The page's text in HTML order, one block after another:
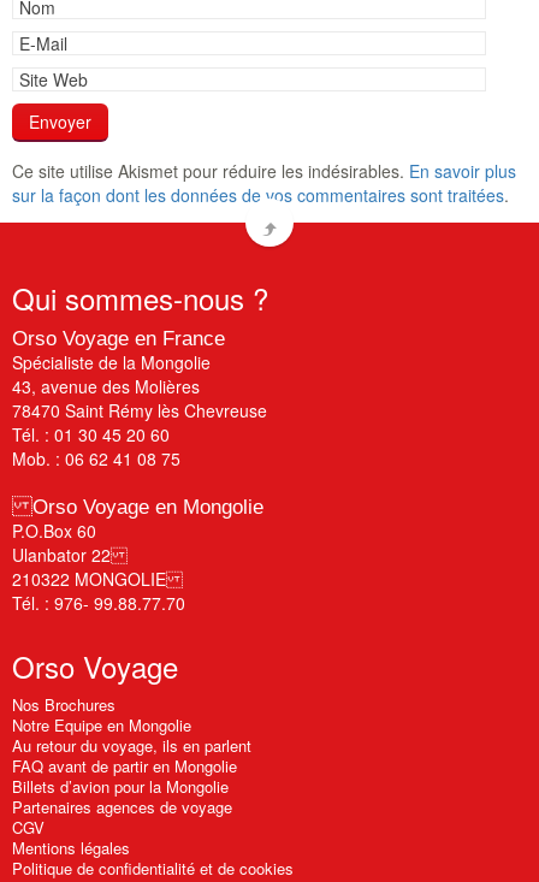
Ce site utilise Akismet pour réduire les indésirables. En savoir plus
sur la façon dont les données de vos commentaires sont traitées.
Qui sommes-nous ?
Orso Voyage en France
Spécialiste de la Mongolie
43, avenue des Molières
78470 Saint Rémy lès Chevreuse
Tél. : 01 30 45 20 60
Mob. : 06 62 41 08 75
Orso Voyage en Mongolie
P.O.Box 60
Ulanbator 22
210322 MONGOLIE
Tél. : 976- 99.88.77.70
Orso Voyage
Nos Brochures
Notre Equipe en Mongolie
Au retour du voyage, ils en parlent
FAQ avant de partir en Mongolie
Billets d’avion pour la Mongolie
Partenaires agences de voyage
CGV
Mentions légales
Politique de confidentialité et de cookies